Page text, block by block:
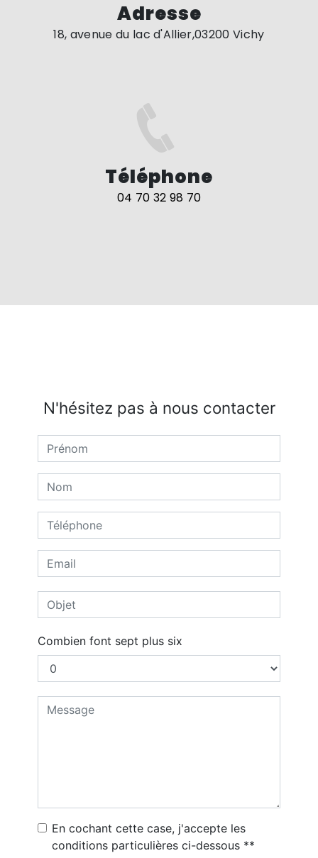
Adresse
18, avenue du lac d'Allier,03200 Vichy
Téléphone
04 70 32 98 70
N'hésitez pas à nous contacter
Combien font sept plus six
En cochant cette case, j'accepte les
conditions particulières ci-dessous **